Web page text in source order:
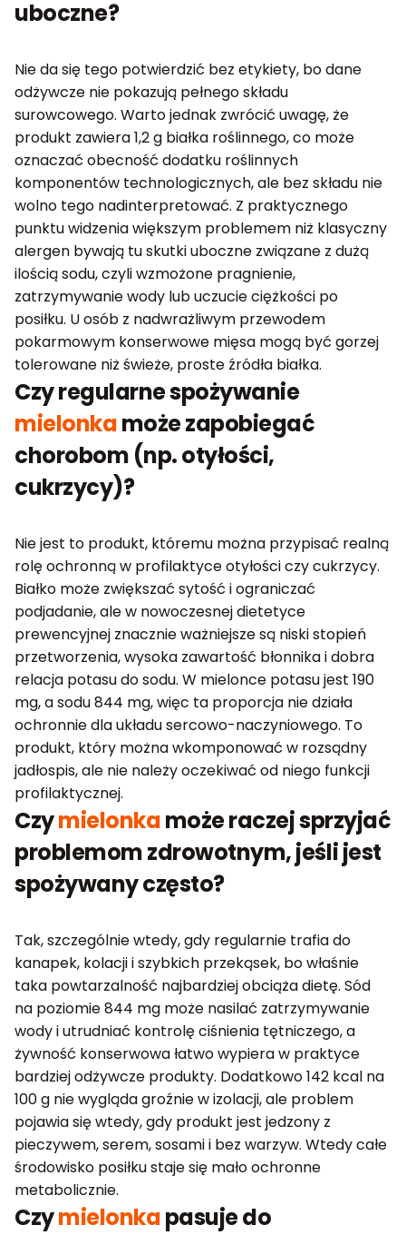
uboczne?
Nie da się tego potwierdzić bez etykiety, bo dane
odżywcze nie pokazują pełnego składu
surowcowego. Warto jednak zwrócić uwagę, że
produkt zawiera 1,2 g białka roślinnego, co może
oznaczać obecność dodatku roślinnych
komponentów technologicznych, ale bez składu nie
wolno tego nadinterpretować. Z praktycznego
punktu widzenia większym problemem niż klasyczny
alergen bywają tu skutki uboczne związane z dużą
ilością sodu, czyli wzmożone pragnienie,
zatrzymywanie wody lub uczucie ciężkości po
posiłku. U osób z nadwrażliwym przewodem
pokarmowym konserwowe mięsa mogą być gorzej
tolerowane niż świeże, proste źródła białka.
Czy regularne spożywanie
mielonkamoże zapobiegać
chorobom (np. otyłości,
cukrzycy)?
Nie jest to produkt, któremu można przypisać realną
rolę ochronną w profilaktyce otyłości czy cukrzycy.
Białko może zwiększać sytość i ograniczać
podjadanie, ale w nowoczesnej dietetyce
prewencyjnej znacznie ważniejsze są niski stopień
przetworzenia, wysoka zawartość błonnika i dobra
relacja potasu do sodu. W mielonce potasu jest 190
mg, a sodu 844 mg, więc ta proporcja nie działa
ochronnie dla układu sercowo-naczyniowego. To
produkt, który można wkomponować w rozsądny
jadłospis, ale nie należy oczekiwać od niego funkcji
profilaktycznej.
Czymielonkamoże raczej sprzyjać
problemom zdrowotnym, jeśli jest
spożywany często?
Tak, szczególnie wtedy, gdy regularnie trafia do
kanapek, kolacji i szybkich przekąsek, bo właśnie
taka powtarzalność najbardziej obciąża dietę. Sód
na poziomie 844 mg może nasilać zatrzymywanie
wody i utrudniać kontrolę ciśnienia tętniczego, a
żywność konserwowa łatwo wypiera w praktyce
bardziej odżywcze produkty. Dodatkowo 142 kcal na
100 g nie wygląda groźnie w izolacji, ale problem
pojawia się wtedy, gdy produkt jest jedzony z
pieczywem, serem, sosami i bez warzyw. Wtedy całe
środowisko posiłku staje się mało ochronne
metabolicznie.
Czymielonkapasuje do